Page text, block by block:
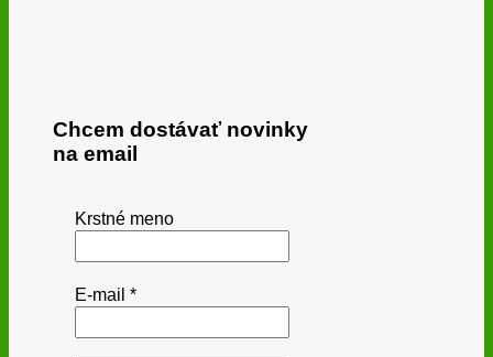
Chcem dostávať novinky
na email
Krstné meno
E-mail *